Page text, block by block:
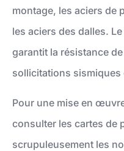
montage, les aciers de
les aciers des dalles.
garantit la résistance
sollicitations sismiques
Pour une mise en
consulter les cartes de
scrupuleusement les